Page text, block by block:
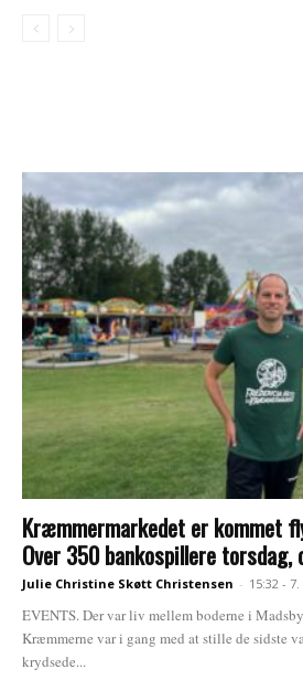
Kræmmermarkedet er kommet
Over 350 bankospillere torsdag,
Julie Christine Skøtt Christensen - 15:32 -
EVENTS. Der var liv mellem boderne i
Kræmmerne var i gang med at stille de sidste
krydsede...